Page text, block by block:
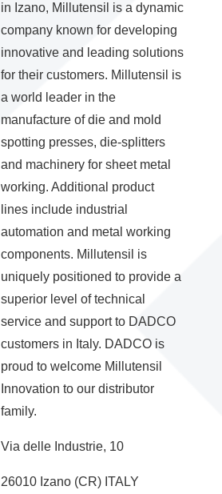
in Izano, Millutensil is a dynamic
company known for developing
innovative and leading solutions
for their customers. Millutensil is
a world leader in the
manufacture of die and mold
spotting presses, die-splitters
and machinery for sheet metal
working. Additional product
lines include industrial
automation and metal working
components. Millutensil is
uniquely positioned to provide a
superior level of technical
service and support to DADCO
customers in Italy. DADCO is
proud to welcome Millutensil
Innovation to our distributor
family.
Via delle Industrie, 10
26010 Izano (CR) ITALY